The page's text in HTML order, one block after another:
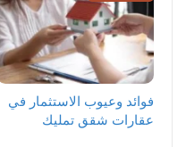
فوائد وعيوب الاستثمار في
عقارات شقق تمليك